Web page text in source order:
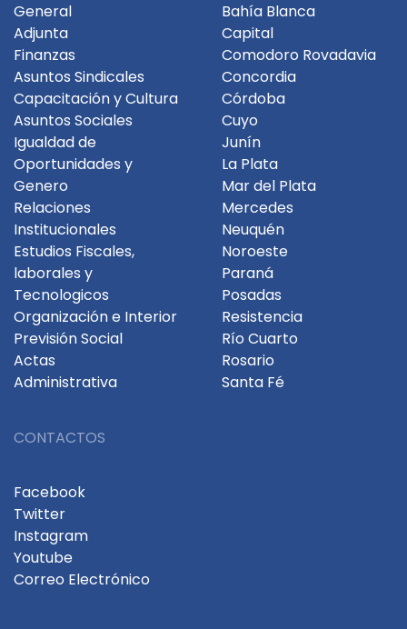
General
Adjunta
Finanzas
Asuntos Sindicales
Capacitación y Cultura
Asuntos Sociales
Igualdad de
Oportunidades y
Genero
Relaciones
Institucionales
Estudios Fiscales,
laborales y
Tecnologicos
Organización e Interior
Previsión Social
Actas
Administrativa
CONTACTOS
Facebook
Twitter
Instagram
Youtube
Correo Electrónico
Bahía Blanca
Capital
Comodoro Rovadavia
Concordia
Córdoba
Cuyo
Junín
La Plata
Mar del Plata
Mercedes
Neuquén
Noroeste
Paraná
Posadas
Resistencia
Río Cuarto
Rosario
Santa Fé